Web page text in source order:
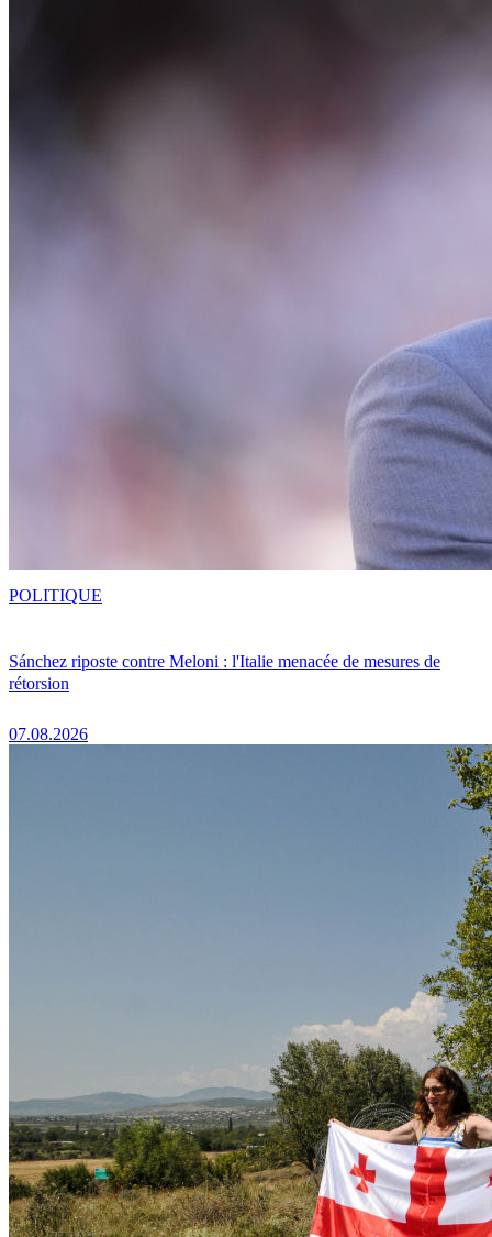
Sánchez riposte contre Meloni : l'Italie menacée de mesures de
rétorsion
07.08.2026
POLITIQUE